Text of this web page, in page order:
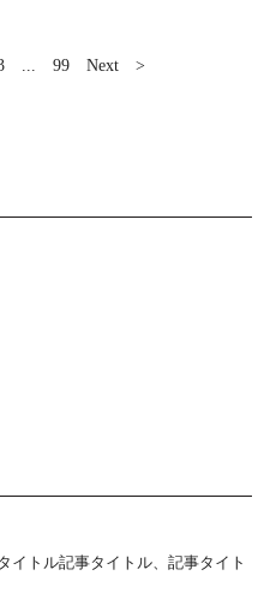
... 99 Next >
イトル記事タイトル、記事タイト